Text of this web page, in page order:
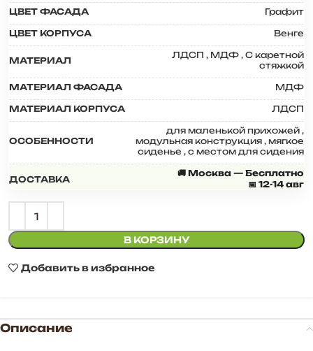
ЦВЕТ ФАСАДА Графит
ЦВЕТ КОРПУСА Венге
МАТЕРИАЛ ЛДСП , МДФ , С каретной
стяжкой
МАТЕРИАЛ ФАСАДА МДФ
МАТЕРИАЛ КОРПУСА ЛДСП
ОСОБЕННОСТИ
для маленькой прихожей ,
модульная конструкция , мягкое
сиденье , с местом для сидения
ДОСТАВКА
🚚 Москва — Бесплатно
📅 12-14 авг
В КОРЗИНУ
Добавить в избранное
Описание